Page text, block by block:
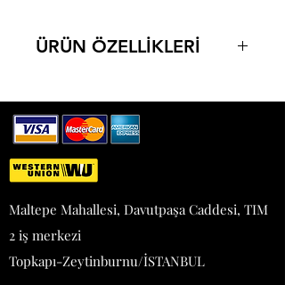
ÜRÜN ÖZELLİKLERİ
kg
- Depo kapasitesi: 40 kg
- Buz cinsi: 18 g
- Otomatik temizleme sistemi
- Güç: 0,59 Elek. kW ~ 50 Hz AC
220/230V 1N
- Boyutlar: 735x603x960 mm
- Ağırlık: 67 kg
Maltepe Mahallesi, Davutpaşa Caddesi, TIM
2 iş merkezi
Topkapı-Zeytinburnu/İSTANBUL